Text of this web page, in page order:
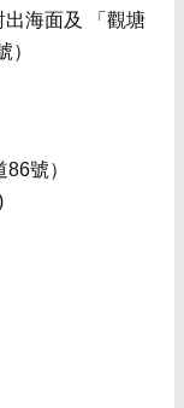
海面及 「觀塘
）
號）